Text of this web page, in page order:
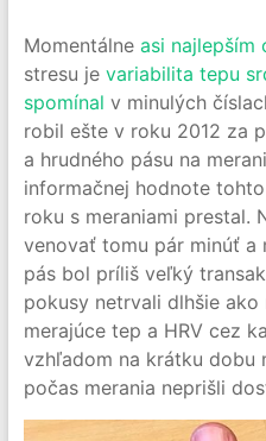
Momentálne asi najlepším
stresu je variabilita tepu
spomínal v minulých
robil ešte v roku 2012 za
a hrudného pásu na
informačnej hodnote
roku s meraniami prestal.
venovať tomu pár minúť a
pás bol príliš veľký
pokusy netrvali dlhšie
merajúce tep a HRV cez
vzhľadom na krátku dobu
počas merania neprišli